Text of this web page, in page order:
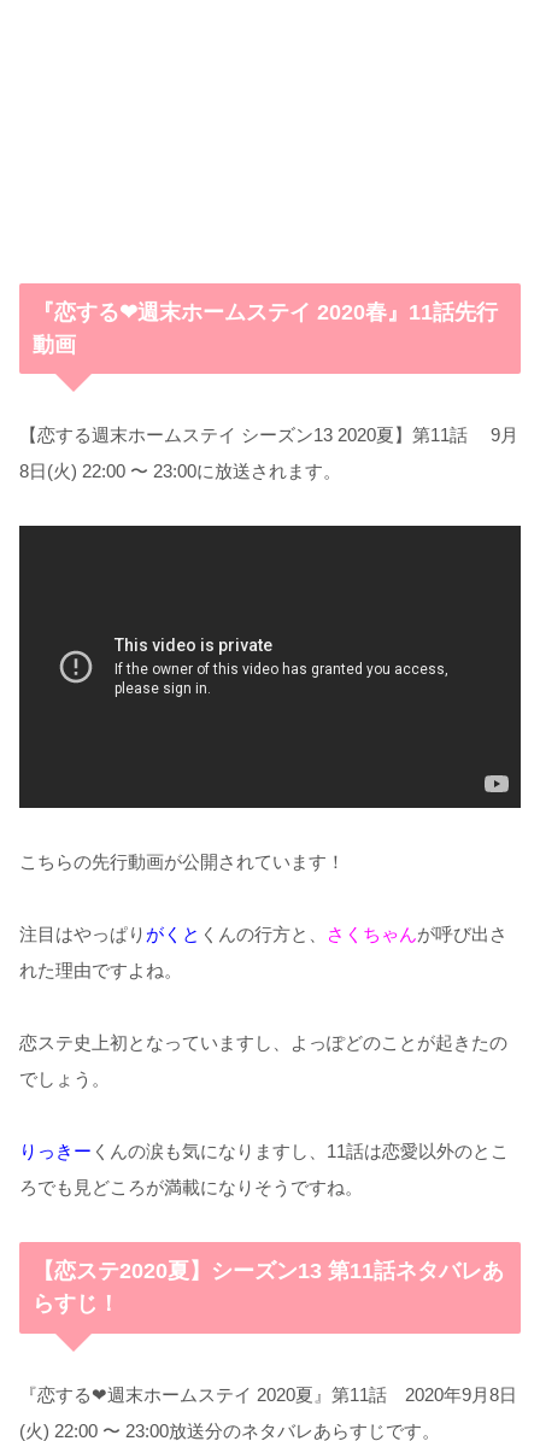
『恋する❤︎週末ホームステイ 2020春』11話先行
動画
【恋する週末ホームステイ シーズン13 2020夏】第11話 9月
8日(火) 22:00 〜 23:00に放送されます。
こちらの先行動画が公開されています！
注目はやっぱり がくと くんの行方と、 さくちゃんが呼び出さ
れた理由ですよね。
恋ステ史上初となっていますし、よっぽどのことが起きたの
でしょう。
りっきー くんの涙も気になりますし、11話は恋愛以外のとこ
ろでも見どころが満載になりそうですね。
【恋ステ2020夏】シーズン13 第11話ネタバレあ
らすじ！
『恋する❤︎週末ホームステイ 2020夏』第11話 2020年9月8日
(火) 22:00 〜 23:00放送分のネタバレあらすじです。